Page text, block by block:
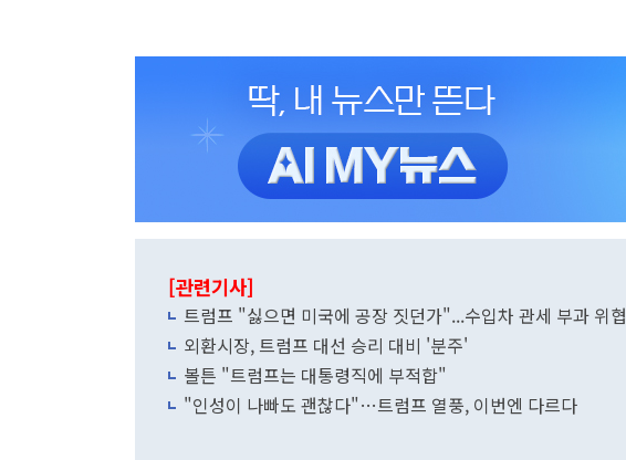
[관련기사]
트럼프 "싫으면 미국에 공장 짓던가"...수입차 관세 부과 위협
외환시장, 트럼프 대선 승리 대비 '분주'
볼튼 "트럼프는 대통령직에 부적합"
"인성이 나빠도 괜찮다"…트럼프 열풍, 이번엔 다르다